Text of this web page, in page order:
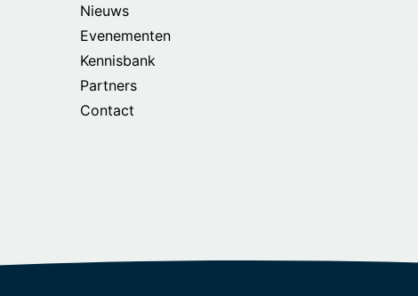
Nieuws
Evenementen
Kennisbank
Partners
Contact